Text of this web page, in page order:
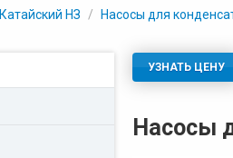
Катайский НЗ / Насосы для
УЗНАТЬ ЦЕНУ
Насосы